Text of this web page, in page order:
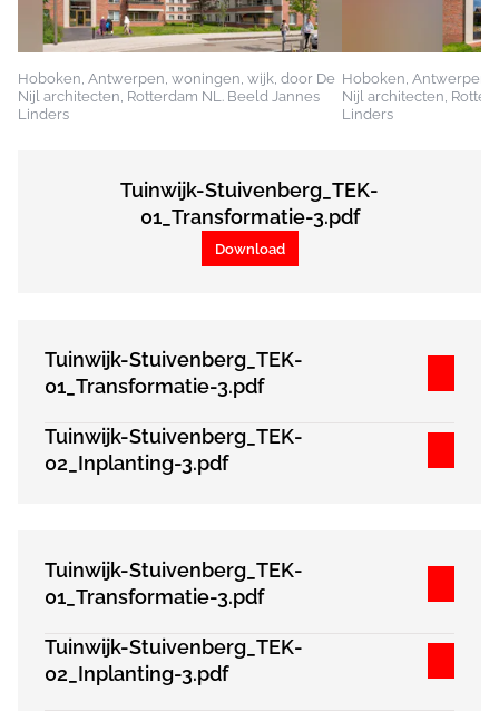
Hoboken, Antwerpen, woningen, wijk, door De
Nijl architecten, Rotterdam NL. Beeld Jannes
Linders
Hoboken, Antwerpen,
Nijl architecten,
Linders
Tuinwijk-Stuivenberg_TEK-
01_Transformatie-3.pdf
Download
Tuinwijk-Stuivenberg_TEK-
01_Transformatie-3.pdf
Tuinwijk-Stuivenberg_TEK-
02_Inplanting-3.pdf
Tuinwijk-Stuivenberg_TEK-
01_Transformatie-3.pdf
Tuinwijk-Stuivenberg_TEK-
02_Inplanting-3.pdf